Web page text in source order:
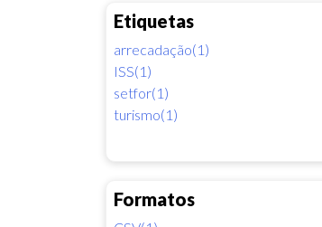
Etiquetas
arrecadação(1)
ISS(1)
setfor(1)
turismo(1)
Formatos